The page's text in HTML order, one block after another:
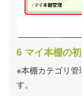
マイ本棚の
※本棚カテゴリ管
す。